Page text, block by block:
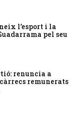
l’esport i la
pel seu
renuncia a
remunerats